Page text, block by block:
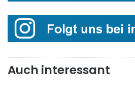
Auch interessant